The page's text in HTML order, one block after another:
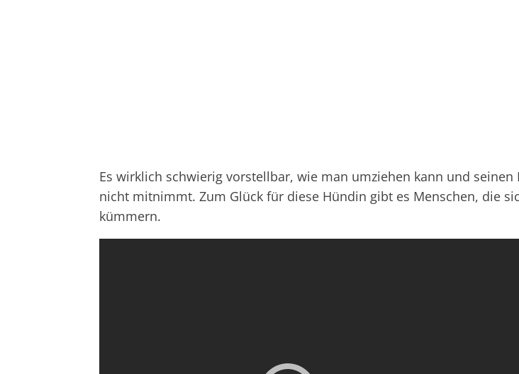
Es wirklich schwierig vorstellbar, wie man umziehen kann und seinen
nicht mitnimmt. Zum Glück für diese Hündin gibt es Menschen, die
kümmern.